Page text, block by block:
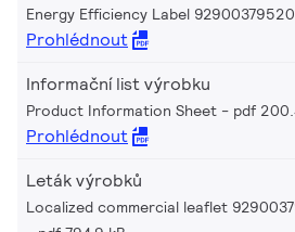
Energy Efficiency Label
Prohlédnout
Informační list výrobku
Product Information Sheet pdf
Prohlédnout
Leták výrobků
Localized commercial leaflet